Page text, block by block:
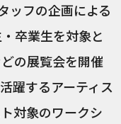
ッフの企画による
卒業生を対象と
の展覧会を開催
躍するアーティス
対象のワークシ